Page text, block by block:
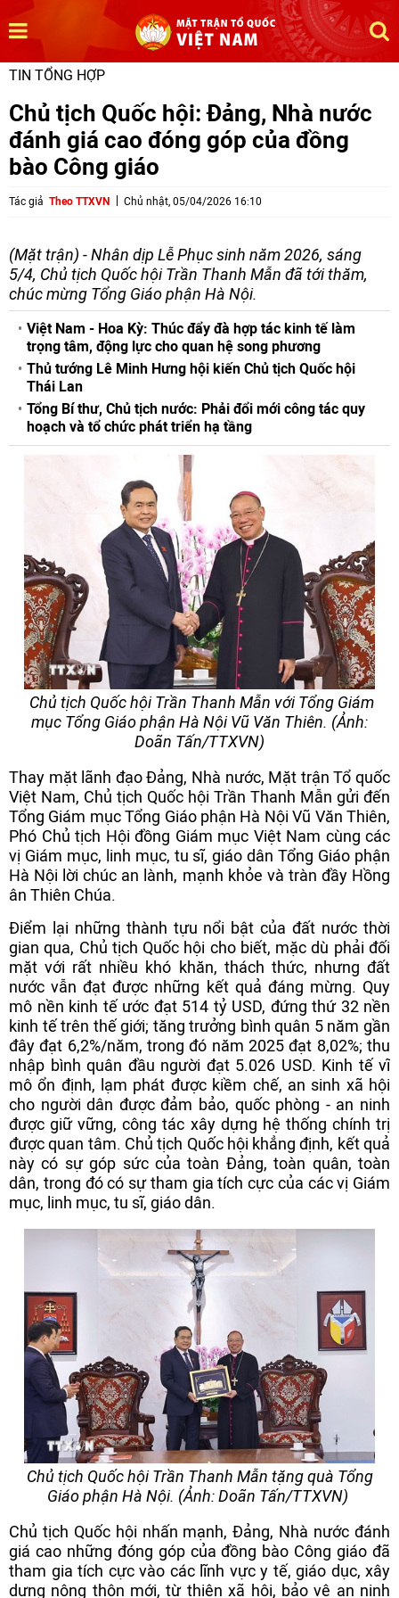
TIN TỔNG HỢP
Chủ tịch Quốc hội: Đảng, Nhà nước
đánh giá cao đóng góp của đồng
bào Công giáo
Tác giả Theo TTXVN Chủ nhật, 05/04/2026 16:10
(Mặt trận) - Nhân dịp Lễ Phục sinh năm 2026, sáng
5/4, Chủ tịch Quốc hội Trần Thanh Mẫn đã tới thăm,
chúc mừng Tổng Giáo phận Hà Nội.
Việt Nam - Hoa Kỳ: Thúc đẩy đà hợp tác kinh tế làm
trọng tâm, động lực cho quan hệ song phương
Thủ tướng Lê Minh Hưng hội kiến Chủ tịch Quốc hội
Thái Lan
Tổng Bí thư, Chủ tịch nước: Phải đổi mới công tác quy
hoạch và tổ chức phát triển hạ tầng
Chủ tịch Quốc hội Trần Thanh Mẫn với Tổng Giám
mục Tổng Giáo phận Hà Nội Vũ Văn Thiên. (Ảnh:
Doãn Tấn/TTXVN)
Thay mặt lãnh đạo Đảng, Nhà nước, Mặt trận Tổ quốc
Việt Nam, Chủ tịch Quốc hội Trần Thanh Mẫn gửi đến
Tổng Giám mục Tổng Giáo phận Hà Nội Vũ Văn Thiên,
Phó Chủ tịch Hội đồng Giám mục Việt Nam cùng các
vị Giám mục, linh mục, tu sĩ, giáo dân Tổng Giáo phận
Hà Nội lời chúc an lành, mạnh khỏe và tràn đầy Hồng
ân Thiên Chúa.
Điểm lại những thành tựu nổi bật của đất nước thời
gian qua, Chủ tịch Quốc hội cho biết, mặc dù phải đối
mặt với rất nhiều khó khăn, thách thức, nhưng đất
nước vẫn đạt được những kết quả đáng mừng. Quy
mô nền kinh tế ước đạt 514 tỷ USD, đứng thứ 32 nền
kinh tế trên thế giới; tăng trưởng bình quân 5 năm gần
đây đạt 6,2%/năm, trong đó năm 2025 đạt 8,02%; thu
nhập bình quân đầu người đạt 5.026 USD. Kinh tế vĩ
mô ổn định, lạm phát được kiềm chế, an sinh xã hội
cho người dân được đảm bảo, quốc phòng - an ninh
được giữ vững, công tác xây dựng hệ thống chính trị
được quan tâm. Chủ tịch Quốc hội khẳng định, kết quả
này có sự góp sức của toàn Đảng, toàn quân, toàn
dân, trong đó có sự tham gia tích cực của các vị Giám
mục, linh mục, tu sĩ, giáo dân.
Chủ tịch Quốc hội Trần Thanh Mẫn tặng quà Tổng
Giáo phận Hà Nội. (Ảnh: Doãn Tấn/TTXVN)
Chủ tịch Quốc hội nhấn mạnh, Đảng, Nhà nước đánh
giá cao những đóng góp của đồng bào Công giáo đã
tham gia tích cực vào các lĩnh vực y tế, giáo dục, xây
dựng nông thôn mới, từ thiện xã hội, bảo vệ an ninh